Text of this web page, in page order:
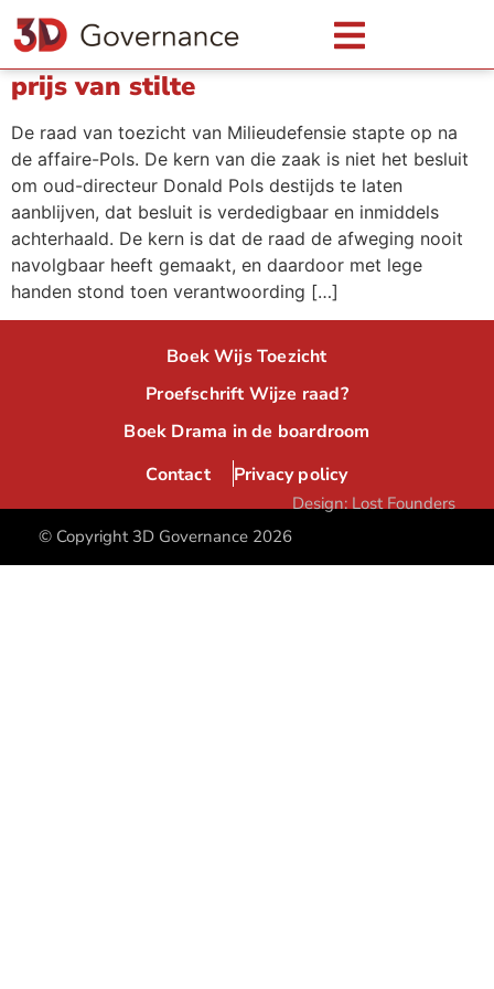
Weten en wegen: de raad van
toezicht van Milieudefensie en de
prijs van stilte
De raad van toezicht van Milieudefensie stapte op na
de affaire-Pols. De kern van die zaak is niet het besluit
om oud-directeur Donald Pols destijds te laten
aanblijven, dat besluit is verdedigbaar en inmiddels
achterhaald. De kern is dat de raad de afweging nooit
navolgbaar heeft gemaakt, en daardoor met lege
handen stond toen verantwoording […]
Boek Wijs Toezicht
Proefschrift Wijze raad?
Boek Drama in de boardroom
Contact
Privacy policy
© Copyright 3D Governance 2026
Design:Lost Founders